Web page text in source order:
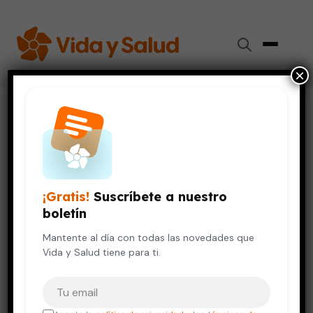
Videos de Salud
SALUD MENTAL VIDA SALUDABLE
Señales del bullying o acoso
escolar
¡Gratis! Suscríbete a nuestro
boletín
Mantente al día con todas las novedades que
Vida y Salud tiene para ti.
×